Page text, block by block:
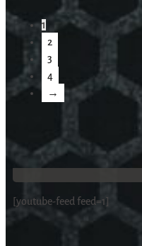
1
2
3
4
→
[youtube-feed feed=1]